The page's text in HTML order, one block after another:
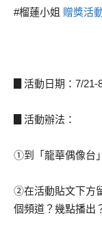
#榴蓮小姐 贈獎活
▊活動日期：7/21-
▊活動辦法：
➀到「龍華偶像台
➁在活動貼文下方
個頻道？幾點播出